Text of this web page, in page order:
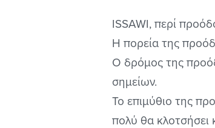
ISSAWI, περί
Η πορεία της
Ο δρόμος της
σημείων.
Το επιμύθιο της
πολύ θα κλοτσήσει